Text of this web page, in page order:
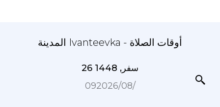
المدينة Ivanteevka - أوقات الصلاة
26 سفر, 1448
09‏/08‏/2026